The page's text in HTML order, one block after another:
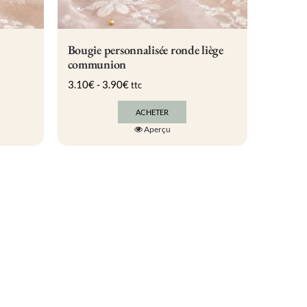
Bougie personnalisée ronde liège
communion
3.10€- 3.90€ ttc
ACHETER
Ce
produit
a
Aperçu